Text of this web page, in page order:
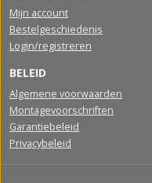
Mijn account
Bestelgeschiedenis
Login/registreren
BELEID
Algemene voorwaarden
Montagevoorschriften
Garantiebeleid
Privacybeleid